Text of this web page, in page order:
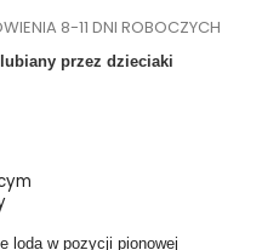
8-11 DNI ROBOCZYCH
przez dzieciaki
loda w pozycji pionowej